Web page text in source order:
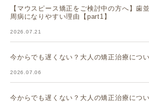
【マウスピース矯正をご検討中の方へ】歯
周病になりやすい理由【part1】
2026.07.21
今からでも遅くない？大人の矯正治療につ
2026.07.06
今からでも遅くない？大人の矯正治療につ